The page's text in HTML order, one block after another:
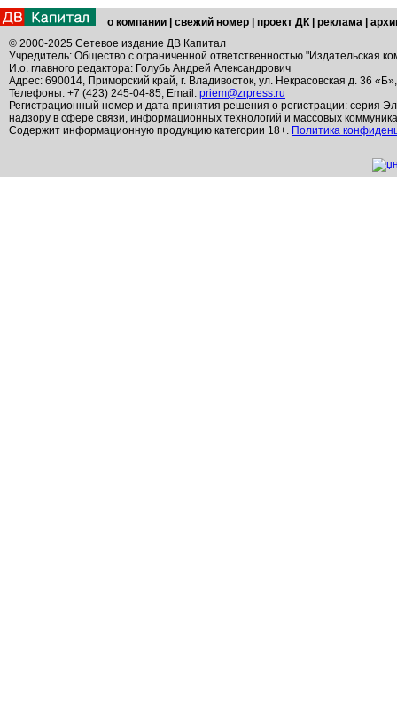
о компании свежий номер проект ДК реклама
© 2000-2025 Сетевое издание ДВ Капитал
Учредитель: Общество с ограниченной ответственностью "Издательская
И.о. главного редактора: Голубь Андрей Александрович
Адрес: 690014, Приморский край, г. Владивосток, ул. Некрасовская д. 36
Телефоны: +7 (423) 245-04-85; Email: priem@zrpress.ru
Регистрационный номер и дата принятия решения о регистрации: серия
надзору в сфере связи, информационных технологий и массовых
Содержит информационную продукцию категории 18+. Политика